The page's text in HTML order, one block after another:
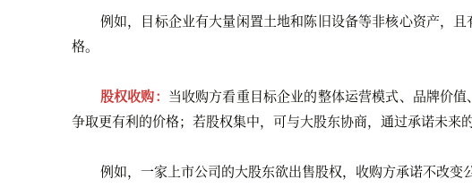
例如，目标企业有大量闲置土地和陈旧设备等非核心资产，
格。
股权收购： 当收购方看重目标企业的整体运营模式、品牌价
争取更有利的价格；若股权集中，可与大股东协商，通过承诺未来
例如，一家上市公司的大股东欲出售股权，收购方承诺不改变